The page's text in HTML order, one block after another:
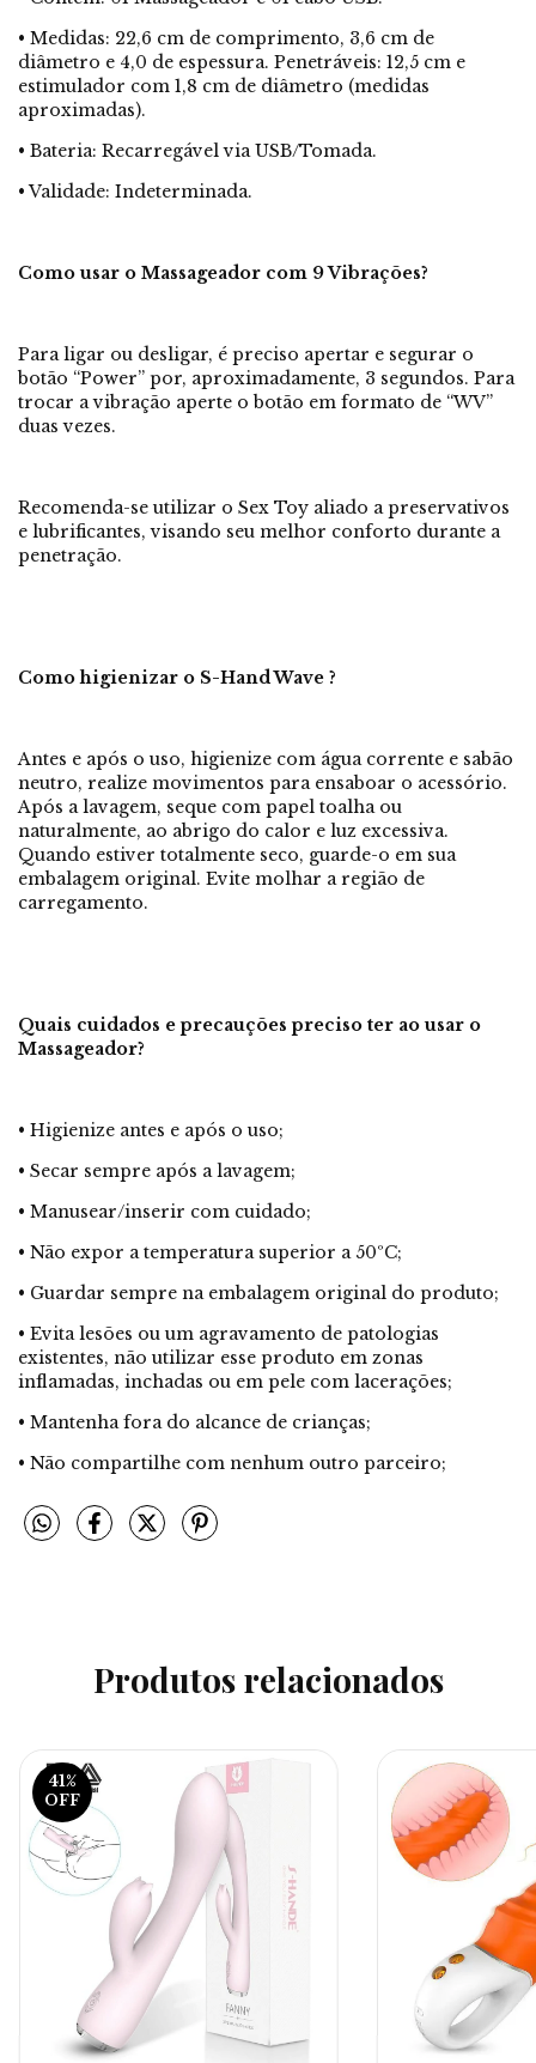
• Medidas: 22,6 cm de comprimento, 3,6 cm de
diâmetro e 4,0 de espessura. Penetráveis: 12,5 cm e
estimulador com 1,8 cm de diâmetro (medidas
aproximadas).
• Bateria: Recarregável via USB/Tomada.
• Validade: Indeterminada.
Como usar o Massageador com 9 Vibrações?
Para ligar ou desligar, é preciso apertar e segurar o
botão “Power” por, aproximadamente, 3 segundos. Para
trocar a vibração aperte o botão em formato de “WV”
duas vezes.
Recomenda-se utilizar o Sex Toy aliado a preservativos
e lubrificantes, visando seu melhor conforto durante a
penetração.
Como higienizar o S-Hand Wave ?
Antes e após o uso, higienize com água corrente e sabão
neutro, realize movimentos para ensaboar o acessório.
Após a lavagem, seque com papel toalha ou
naturalmente, ao abrigo do calor e luz excessiva.
Quando estiver totalmente seco, guarde-o em sua
embalagem original. Evite molhar a região de
carregamento.
Quais cuidados e precauções preciso ter ao usar o
Massageador?
• Higienize antes e após o uso;
• Secar sempre após a lavagem;
• Manusear/inserir com cuidado;
• Não expor a temperatura superior a 50ºC;
• Guardar sempre na embalagem original do produto;
• Evita lesões ou um agravamento de patologias
existentes, não utilizar esse produto em zonas
inflamadas, inchadas ou em pele com lacerações;
• Mantenha fora do alcance de crianças;
• Não compartilhe com nenhum outro parceiro;
Produtos relacionados
41 %
OFF